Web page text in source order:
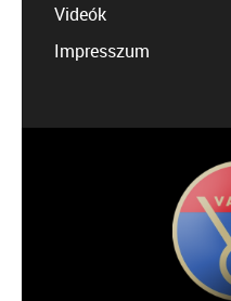
Videók
Impresszum